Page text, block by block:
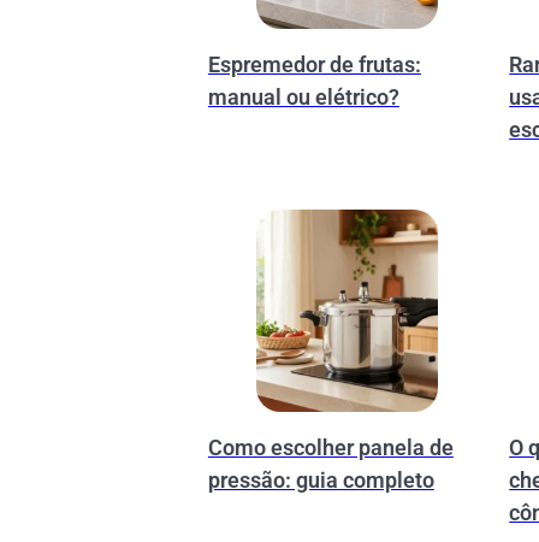
Espremedor de frutas:
manual ou elétrico?
Como escolher panela de
pressão: guia completo
O